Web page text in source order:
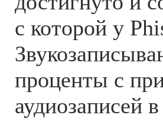
с которой у
проценты с
аудиозаписей